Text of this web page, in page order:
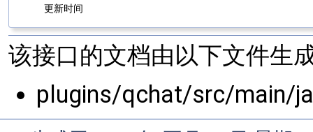
更新时间
该接口的文档由以下文件生
plugins/qchat/src/main/